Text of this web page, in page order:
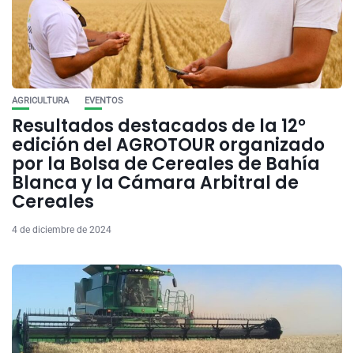
AGRICULTURA EVENTOS
Resultados destacados de la 12°
edición del AGROTOUR organizado
por la Bolsa de Cereales de Bahía
Blanca y la Cámara Arbitral de
Cereales
4 de diciembre de 2024